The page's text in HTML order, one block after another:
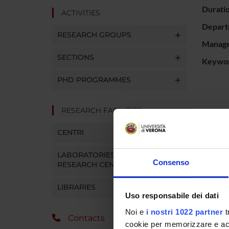
Consenso
Uso responsabile dei dati
Noi e i nostri 1022 partner
cookie per memorizzare e
ACTIVITIES
RESEARCH GROUPS
SECTIONS
PHD PROGRAMMES
RESEARCH FACILITIES
CENTRI
LABORATORIES AND
RESEARCH CENTRES
LIBRARIES
Contacts
Il
di
in
Veneto